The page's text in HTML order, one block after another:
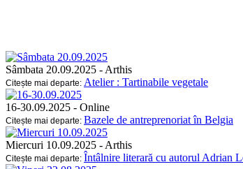
Sâmbata 20.09.2025 - Arthis
Citește mai departe: Atelier : Tartinabile vegetale
16-30.09.2025 - Online
Citește mai departe: Bazele de antreprenoriat în Belgia
Miercuri 10.09.2025 - Arthis
Citește mai departe: Întâlnire literară cu autorul Adrian